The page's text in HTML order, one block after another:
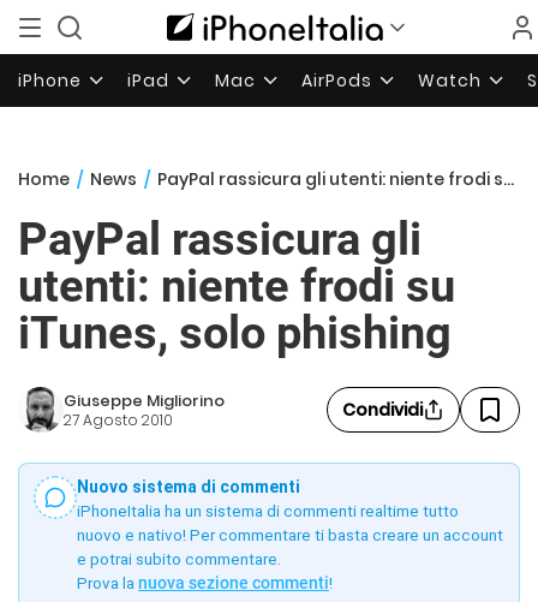
iPhone iPad Mac AirPods Watch
Home / News / PayPal rassicura gli utenti: niente frodi su iTunes, solo phishing
PayPal rassicura gli
utenti: niente frodi su
iTunes, solo phishing
Giuseppe Migliorino
27 Agosto 2010 Condividi
Nuovo sistema di commenti
iPhoneItalia ha un sistema di commenti realtime tutto
nuovo e nativo! Per commentare ti basta creare un account
e potrai subito commentare.
Prova la nuova sezione commenti!